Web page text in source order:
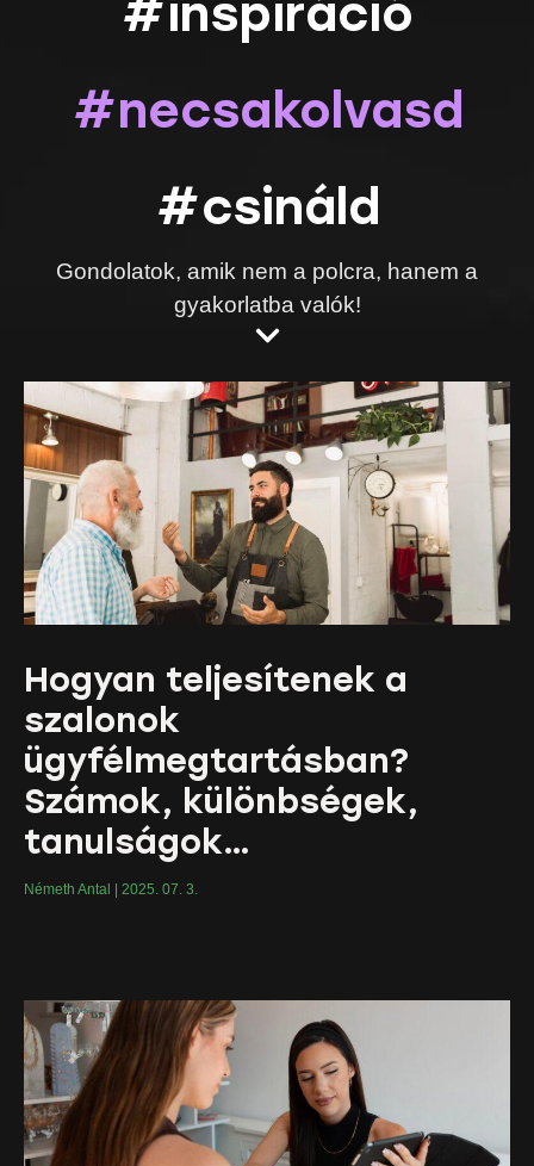
#inspiráció
#necsakolvasd
#csináld
Gondolatok, amik nem a polcra, hanem a
gyakorlatba valók!
Hogyan teljesítenek a
szalonok
ügyfélmegtartásban?
Számok, különbségek,
tanulságok…
Németh Antal 2025. 07. 3.